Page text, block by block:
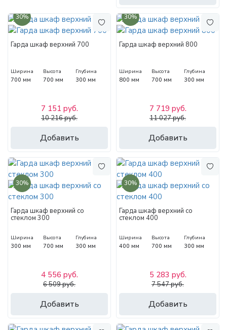
30%
Гарда шкаф верхний 700
Ширина
700 мм
Высота
700 мм
Глубина
300 мм
Добавить
7 151 руб.
10 216 руб.
30%
Гарда шкаф верхний 800
Ширина
800 мм
Высота
700 мм
Глубина
300 мм
Добавить
7 719 руб.
11 027 руб.
30%
Гарда шкаф верхний со
стеклом 300
Ширина
300 мм
Высота
700 мм
Глубина
300 мм
Добавить
4 556 руб.
6 509 руб.
30%
Гарда шкаф верхний со
стеклом 400
Ширина
400 мм
Высота
700 мм
Глубина
300 мм
Добавить
5 283 руб.
7 547 руб.